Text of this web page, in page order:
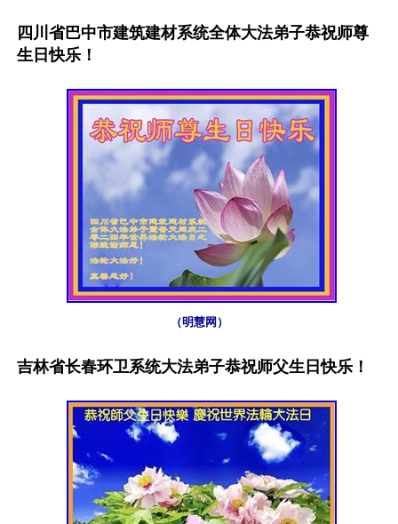
四川省巴中市建筑建材系统全体大法弟子恭祝师尊
生日快乐！
（明慧网）
吉林省长春环卫系统大法弟子恭祝师父生日快乐！